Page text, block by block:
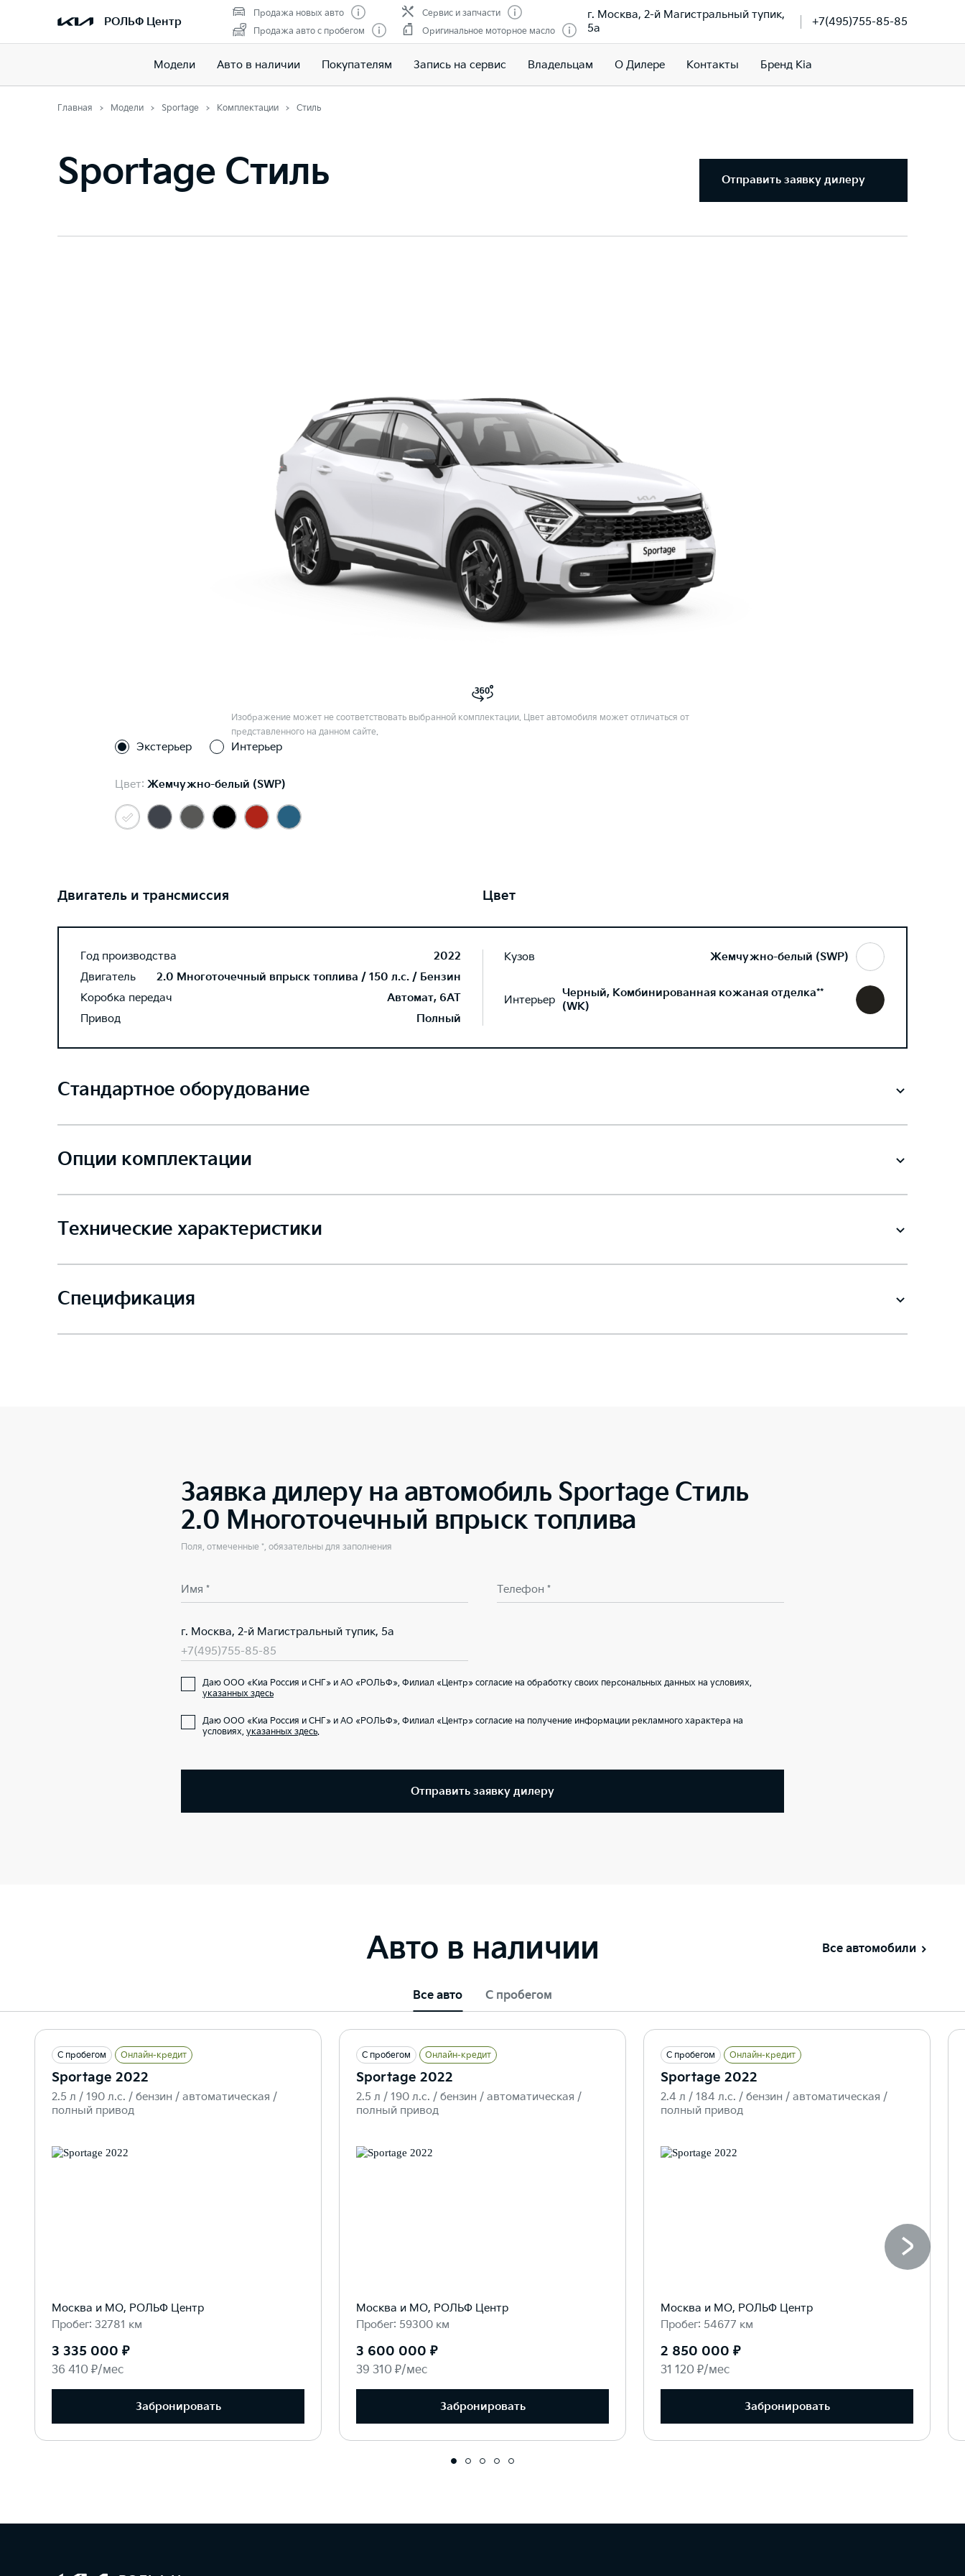
РОЛЬФ Центр
Продажа новых авто
Продажа авто с пробегом
Сервис и запчасти
Оригинальное моторное масло
г. Москва, 2-й Магистральный тупик,
5а
+7(495)755-85-85
Модели Авто в наличии Покупателям Запись на сервис Владельцам О Дилере Контакты Бренд Kia
Главная Модели Sportage Комплектации Стиль
Sportage Стиль Отправить заявку дилеру
Изображение может не соответствовать выбранной комплектации. Цвет автомобиля может отличаться от
представленного на данном сайте.
Экстерьер Интерьер
Цвет: Жемчужно-белый (SWP)
Двигатель и трансмиссия
Год производства
2022
Двигатель
2.0 Многоточечный впрыск топлива / 150 л.с. / Бензин
Коробка передач
Автомат, 6AT
Привод
Полный
Цвет
Кузов Жемчужно-белый (SWP)
Интерьер Черный, Комбинированная кожаная отделка**
(WK)
Стандартное оборудование
Опции комплектации
Технические характеристики
Спецификация
Заявка дилеру на автомобиль Sportage Стиль
2.0 Многоточечный впрыск топлива
Поля, отмеченные *, обязательны для заполнения
Имя * Телефон *
г. Москва, 2-й Магистральный тупик, 5а
+7(495)755-85-85
Даю ООО «Киа Россия и СНГ» и АО «РОЛЬФ», Филиал «Центр» согласие на обработку своих персональных данных на условиях,
указанных здесь
Даю ООО «Киа Россия и СНГ» и АО «РОЛЬФ», Филиал «Центр» согласие на получение информации рекламного характера на
условиях, указанных здесь.
Отправить заявку дилеру
Авто в наличии Все автомобили
Все авто С пробегом
С пробегом Онлайн-кредит
Sportage 2022
2.5 л / 190 л.c. / бензин / автоматическая /
полный привод
Москва и МО, РОЛЬФ Центр
Пробег: 32781 км
3 335 000 ₽
36 410 ₽/мес
Забронировать
С пробегом Онлайн-кредит
Sportage 2022
2.5 л / 190 л.c. / бензин / автоматическая /
полный привод
Москва и МО, РОЛЬФ Центр
Пробег: 59300 км
3 600 000 ₽
39 310 ₽/мес
Забронировать
С пробегом Онлайн-кредит
Sportage 2022
2.4 л / 184 л.c. / бензин / автоматическая /
полный привод
Москва и МО, РОЛЬФ Центр
Пробег: 54677 км
2 850 000 ₽
31 120 ₽/мес
Забронировать